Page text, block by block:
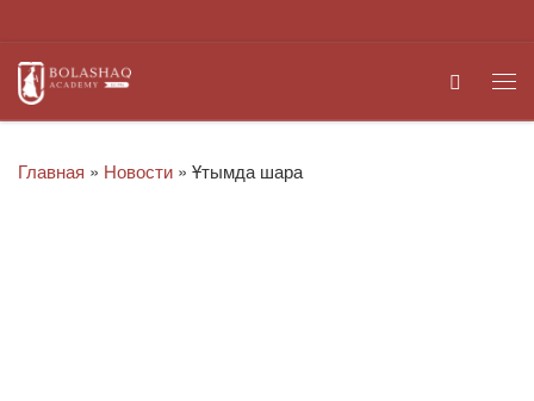
Search
Главная » Новости » Ұтымда шара